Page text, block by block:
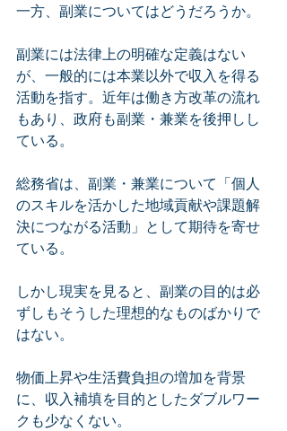
一方、副業についてはどうだろうか。
副業には法律上の明確な定義はない
が、一般的には本業以外で収入を得る
活動を指す。近年は働き方改革の流れ
もあり、政府も副業・兼業を後押しし
ている。
総務省は、副業・兼業について「個人
のスキルを活かした地域貢献や課題解
決につながる活動」として期待を寄せ
ている。
しかし現実を見ると、副業の目的は必
ずしもそうした理想的なものばかりで
はない。
物価上昇や生活費負担の増加を背景
に、収入補填を目的としたダブルワー
クも少なくない。